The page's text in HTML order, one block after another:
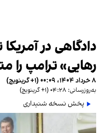
دادگاهی در
رهایی» ترامپ را
۸ خرداد ۱۴۰۴، ۰۰:۰۹ (‎+۱ گرینویچ)
به‌روزرسانی: ۰۴:۲۸ (‎+۱ گرینویچ)
پخش نسخه شنیداری